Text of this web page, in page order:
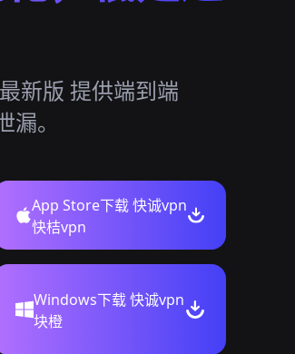
新版 提供端到端
。
App Store下载 快诚vpn
快桔vpn
Windows下载 快诚vpn
块橙